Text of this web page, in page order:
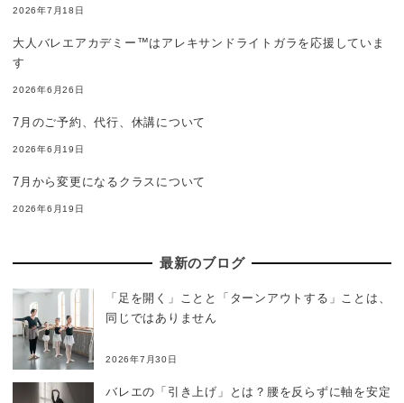
2026年7月18日
大人バレエアカデミー™はアレキサンドライトガラを応援していま
す
2026年6月26日
7月のご予約、代行、休講について
2026年6月19日
7月から変更になるクラスについて
2026年6月19日
最新のブログ
「足を開く」ことと「ターンアウトする」ことは、
同じではありません
2026年7月30日
バレエの「引き上げ」とは？腰を反らずに軸を安定